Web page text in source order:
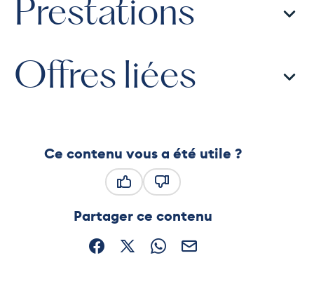
Prestations
Offres liées
Ce contenu vous a été utile ?
Partager ce contenu
Partager sur Facebook (nouvelle fenêtre)
Partager sur X / Twitter (nouvelle
Partager sur WhatsApp
Partager par mail